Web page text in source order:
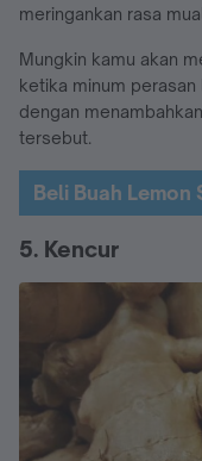
meringankan rasa
Mungkin kamu akan
ketika minum
dengan
tersebut.
Beli Buah Lemon
5. Kencur